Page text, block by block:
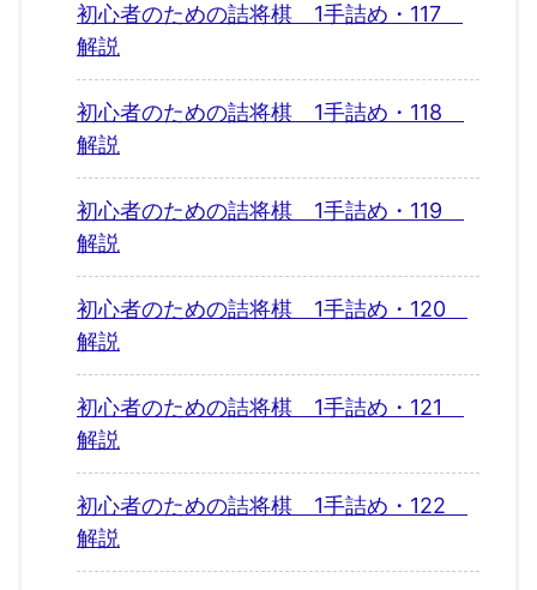
初心者のための詰将棋 1手詰め・117
解説
初心者のための詰将棋 1手詰め・118
解説
初心者のための詰将棋 1手詰め・119
解説
初心者のための詰将棋 1手詰め・120
解説
初心者のための詰将棋 1手詰め・121
解説
初心者のための詰将棋 1手詰め・122
解説